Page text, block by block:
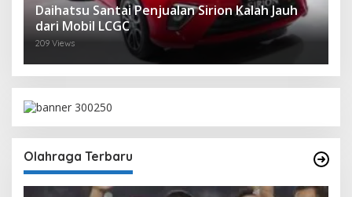
Daihatsu Santai Penjualan Sirion Kalah Jauh
dari Mobil LCGC
209 Views
Olahraga Terbaru